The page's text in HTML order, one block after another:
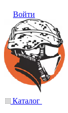
Войти
Каталог